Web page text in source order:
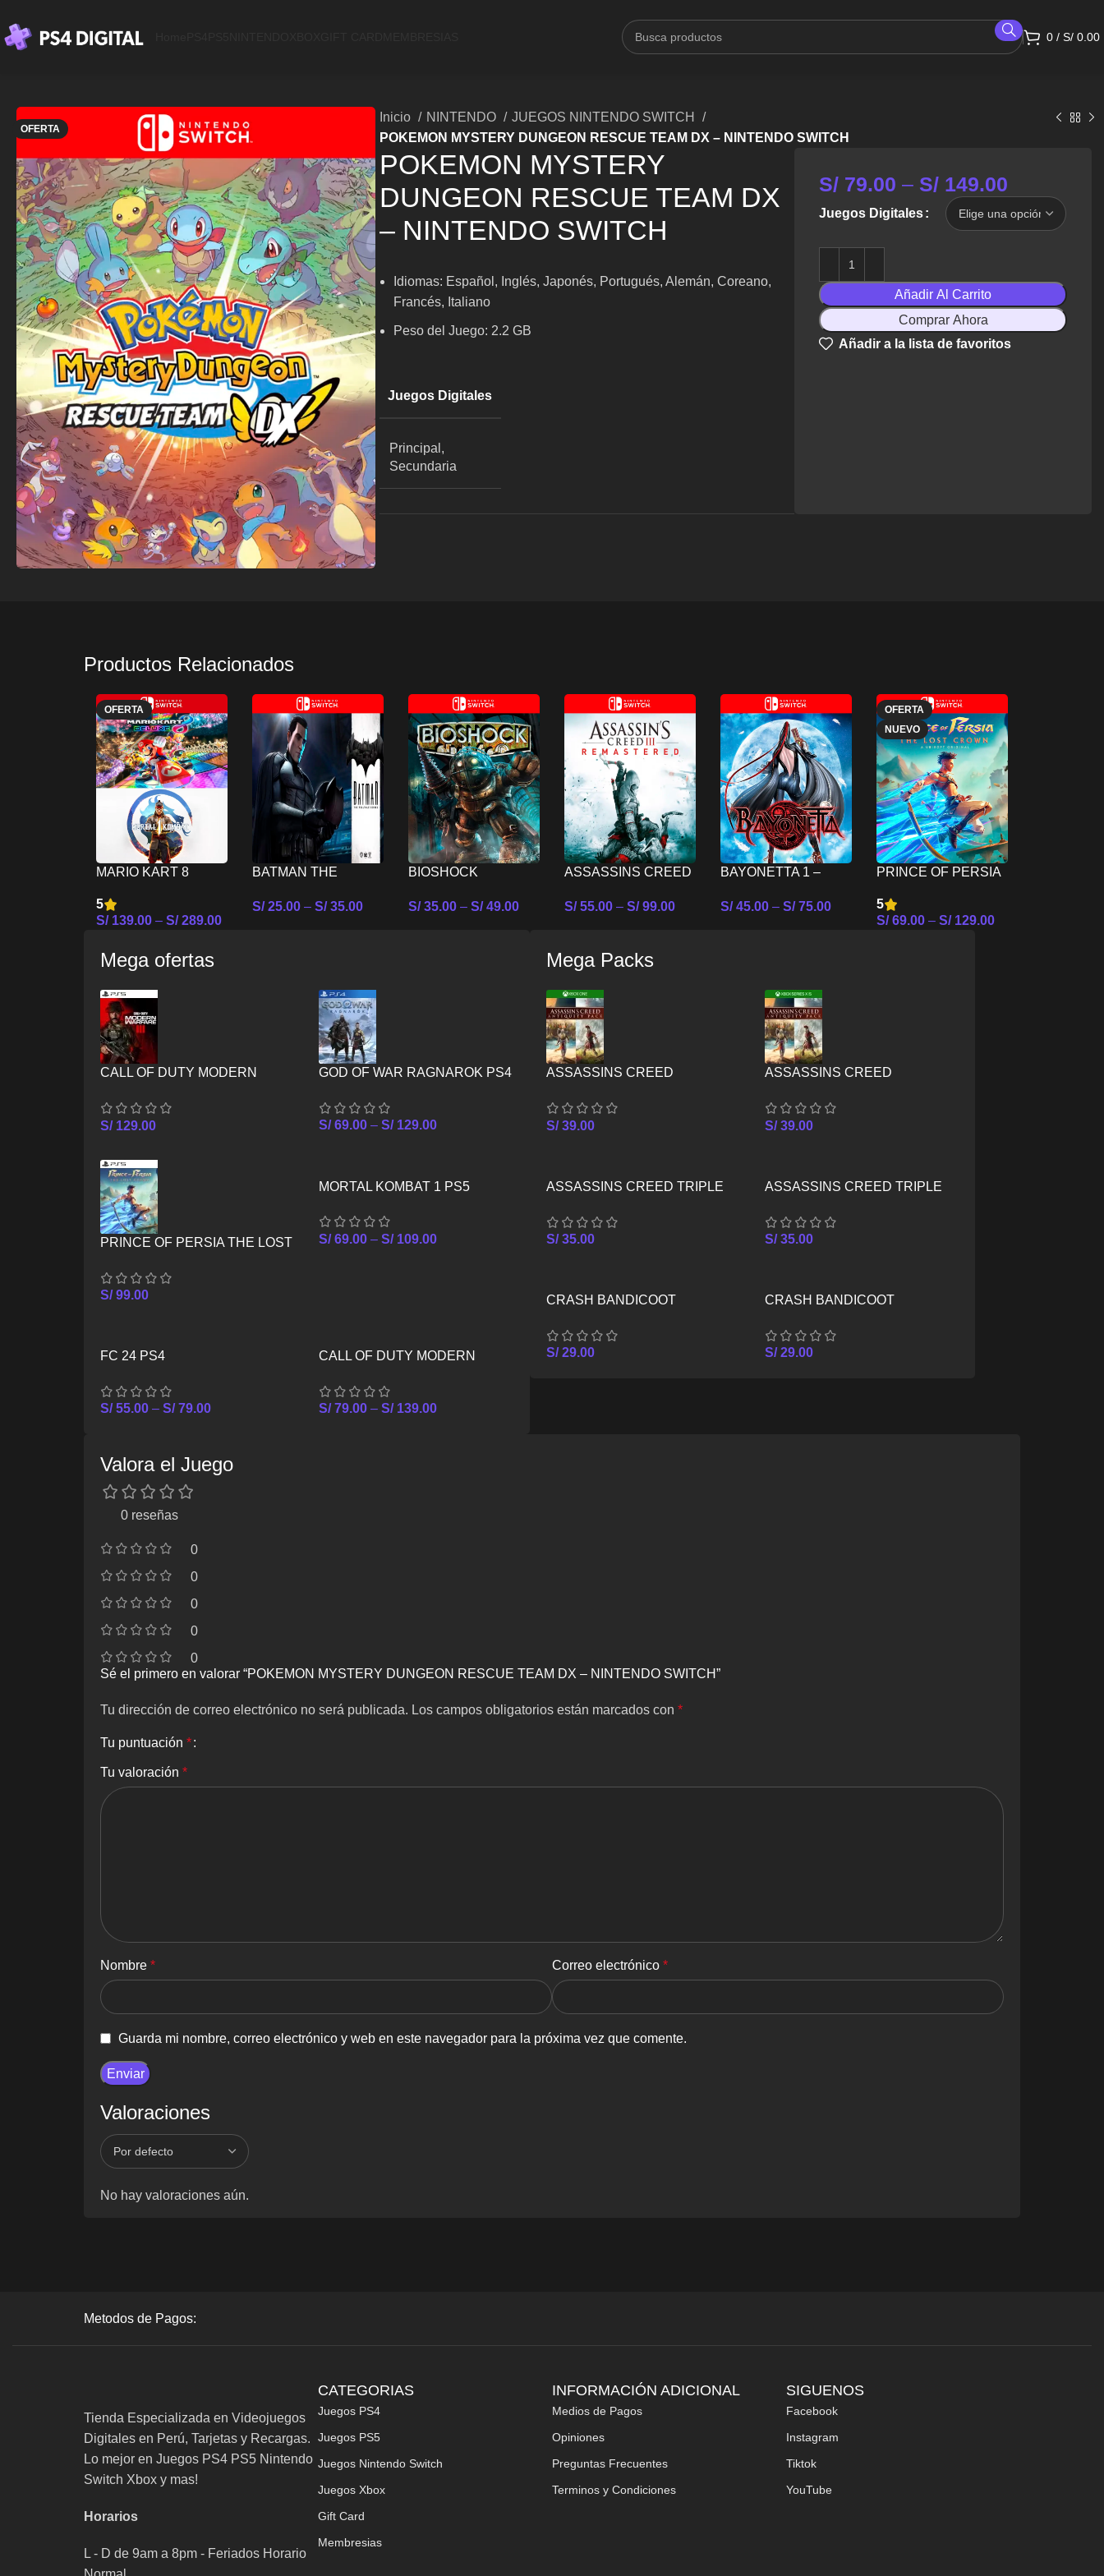
0 / S/ 0.00
OFERTA
Inicio NINTENDO
JUEGOS NINTENDO SWITCH
POKEMON MYSTERY DUNGEON RESCUE TEAM DX – NINTENDO SWITCH
POKEMON MYSTERY
DUNGEON RESCUE TEAM DX
– NINTENDO SWITCH
Idiomas: Español, Inglés, Japonés, Portugués, Alemán, Coreano,
Francés, Italiano
Peso del Juego: 2.2 GB
Juegos Digitales
Principal,
Secundaria
S/ 79.00 – S/ 149.00
Juegos Digitales
Añadir Al Carrito
Comprar Ahora
Añadir a la lista de favoritos
Productos Relacionados
OFERTA
MARIO KART 8
MORTAL KOMBAT 1
– NINTENDO
5
S/139.00 – S/289.00
BATMAN THE
NINTENDO SWITCH
S/25.00 – S/35.00
BIOSHOCK
NINTENDO SWITCH
S/35.00 – S/49.00
ASSASSINS CREED
NINTENDO SWITCH
S/55.00 – S/99.00
BAYONETTA 1 –
S/45.00 – S/75.00
OFERTA
NUEVO
PRINCE OF PERSIA
NINTENDO SWITCH
5
S/69.00 – S/129.00
Mega ofertas
CALL OF DUTY MODERN
S/129.00
GOD OF WAR RAGNAROK PS4
S/69.00 –S/129.00
PRINCE OF PERSIA THE LOST
S/99.00
MORTAL KOMBAT 1 PS5
S/69.00 –S/109.00
FC 24 PS4
S/55.00 – S/79.00
CALL OF DUTY MODERN
S/ 79.00 –S/ 139.00
Mega Packs
ASSASSINS CREED
S/39.00
ASSASSINS CREED
SERIES X/S
S/39.00
ASSASSINS CREED TRIPLE
S/35.00
ASSASSINS CREED TRIPLE
S/35.00
CRASH BANDICOOT
XBOX ONE
S/29.00
CRASH BANDICOOT
XBOX SERIES X/S
S/29.00
Valora el Juego
0 reseñas
0
0
0
0
0
Valoraciones
No hay valoraciones aún.
Sé el primero en valorar “POKEMON MYSTERY DUNGEON RESCUE TEAM DX – NINTENDO SWITCH”
Tu dirección de correo electrónico no será publicada. Los campos obligatorios están marcados con *
Tu puntuación *
Tu valoración *
Nombre * Correo electrónico *
Guarda mi nombre, correo electrónico y web en este navegador para la próxima vez que comente.
Metodos de Pagos:
Tienda Especializada en Videojuegos
Digitales en Perú, Tarjetas y Recargas.
Lo mejor en Juegos PS4 PS5 Nintendo
Switch Xbox y mas!
Horarios
L - D de 9am a 8pm - Feriados Horario
CATEGORIAS
Juegos PS4
Juegos PS5
Juegos Nintendo Switch
Juegos Xbox
Gift Card
Membresias
INFORMACIÓN ADICIONAL
Medios de Pagos
Opiniones
Preguntas Frecuentes
Terminos y Condiciones
SIGUENOS
Facebook
Instagram
Tiktok
YouTube